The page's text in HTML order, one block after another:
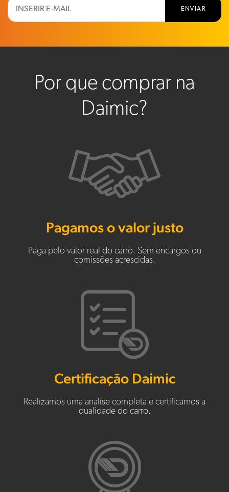
ENVIAR
Por que comprar na
Daimic?
Pagamos o valor justo
Paga pelo valor real do carro. Sem encargos ou
comissões acrescidas.
Certificação Daimic
Realizamos uma analise completa e certificamos a
qualidade do carro.